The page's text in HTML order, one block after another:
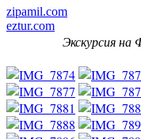
zipamil.com
eztur.com
Экскурсия на